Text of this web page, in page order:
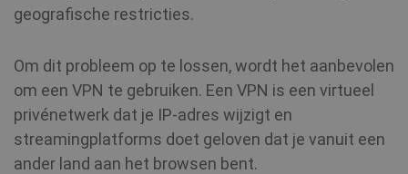
geografische restricties.
Om dit probleem op te lossen, wordt het aanbevolen
om een VPN te gebruiken. Een VPN is een virtueel
privénetwerk dat je IP-adres wijzigt en
streamingplatforms doet geloven dat je vanuit een
ander land aan het browsen bent.